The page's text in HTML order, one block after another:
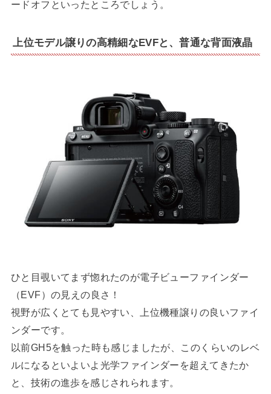
ードオフといったところでしょう。
上位モデル譲りの高精細なEVFと、普通な背面液晶
ひと目覗いてまず惚れたのが電子ビューファインダー
（EVF）の見えの良さ！
視野が広くとても見やすい、上位機種譲りの良いファイ
ンダーです。
以前GH5を触った時も感じましたが、このくらいのレベ
ルになるといよいよ光学ファインダーを超えてきたか
と、技術の進歩を感じされられます。